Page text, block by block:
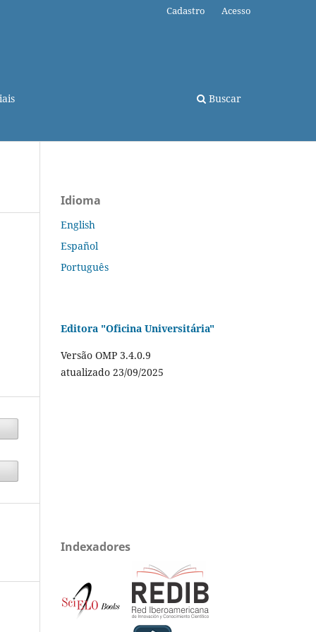
Buscar
Cadastro Acesso
Idioma
English
Español
Português
Editora "Oficina Universitária"
Versão OMP 3.4.0.9
atualizado 23/09/2025
Indexadores